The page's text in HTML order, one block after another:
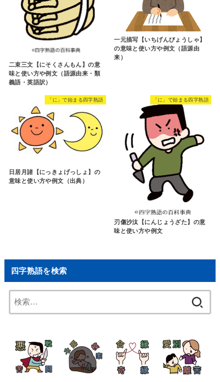
二束三文【にそくさんもん】の意
味と使い方や例文（語源由来・類
義語・英語訳）
一元描写【いちげんびょうしゃ】
の意味と使い方や例文（語源由
来）
「に」で始まる四字熟語
日居月諸【にっきょげっしょ】の
意味と使い方や例文（出典）
「に」で始まる四字熟語
刃傷沙汰【にんじょうざた】の意
味と使い方や例文
四字熟語を検索
索: